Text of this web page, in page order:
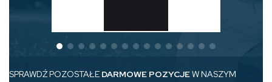
SPRAWDŹ POZOSTAŁE DARMOWE POZYCJEW NASZYM